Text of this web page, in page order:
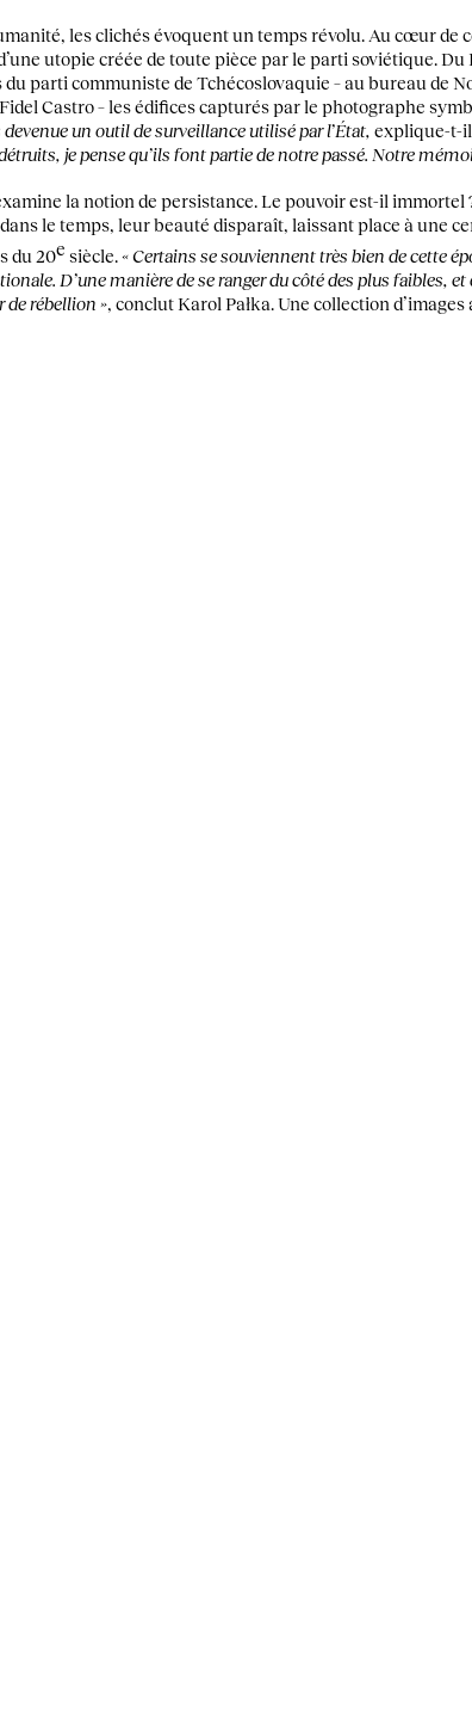
les clichés évoquent un temps révolu. Au cœur de
utopie créée de toute pièce par le parti soviétique.
parti communiste de Tchécoslovaquie – au bureau de
Castro – les édifices capturés par le photographe
devenue un outil de surveillance utilisé par l’État,explique-t-
je pense qu’ils font partie de notre passé. Notre
la notion de persistance. Le pouvoir est-il immortel
le temps, leur beauté disparaît, laissant place à une
du 20e siècle.« Certains se souviennent très bien de cette
D’une manière de se ranger du côté des plus faibles,
de rébellion », conclut Karol Pałka. Une collection